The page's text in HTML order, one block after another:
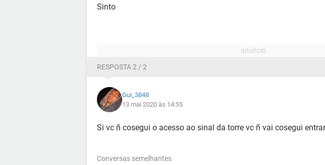
Sinto
RESPOSTA 2 / 2
Gui_3848
13 mai 2020 às 14:55
Si vc ñ cosegui o acesso ao sinal da torre vc ñ vai cosegui
Conversas semelhantes